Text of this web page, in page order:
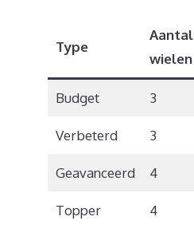
Type
Aantal
wielen
Budget 3
Verbeterd 3
Geavanceerd 4
Topper 4